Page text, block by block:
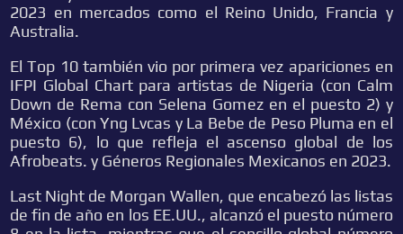
2023 en mercados como el Reino Unido, Francia y
Australia.
El Top 10 también vio por primera vez apariciones en
IFPI Global Chart para artistas de Nigeria (con Calm
Down de Rema con Selena Gomez en el puesto 2) y
México (con Yng Lvcas y La Bebe de Peso Pluma en el
puesto 6), lo que refleja el ascenso global de los
Afrobeats. y Géneros Regionales Mexicanos en 2023.
Last Night de Morgan Wallen, que encabezó las listas
de fin de año en los EE.UU., alcanzó el puesto número